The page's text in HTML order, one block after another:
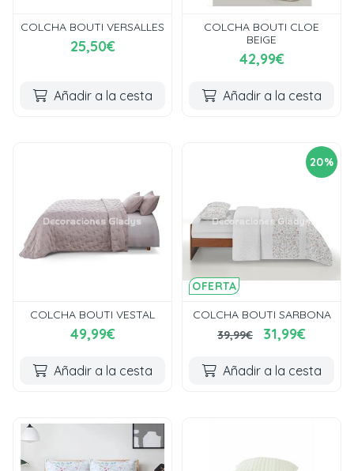
COLCHA BOUTI VERSALLES
25,50€
Añadir a la cesta
COLCHA BOUTI CLOE
BEIGE
42,99€
Añadir a la cesta
COLCHA BOUTI VESTAL
49,99€
Añadir a la cesta
20%
OFERTA
COLCHA BOUTI SARBONA
39,99€
31,99€
Añadir a la cesta